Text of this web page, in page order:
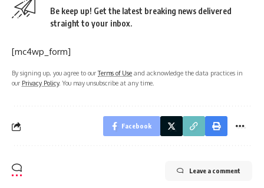
Be keep up! Get the latest breaking news delivered
straight to your inbox.
[mc4wp_form]
By signing up, you agree to ourTerms of Use and acknowledge the data practices in
our Privacy Policy. You may unsubscribe at any time.
Facebook
Leave a comment